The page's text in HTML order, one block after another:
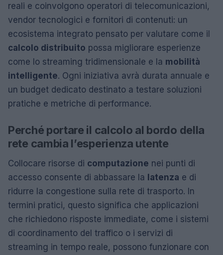
reali e coinvolgono operatori di telecomunicazioni,
vendor tecnologici e fornitori di contenuti: un
ecosistema integrato pensato per valutare come il
calcolo distribuito possa migliorare esperienze
come lo streaming tridimensionale e la mobilità
intelligente. Ogni iniziativa avrà durata annuale e
un budget dedicato destinato a testare soluzioni
pratiche e metriche di performance.
Perché portare il calcolo al bordo della
rete cambia l’esperienza utente
Collocare risorse di computazione nei punti di
accesso consente di abbassare la latenza e di
ridurre la congestione sulla rete di trasporto. In
termini pratici, questo significa che applicazioni
che richiedono risposte immediate, come i sistemi
di coordinamento del traffico o i servizi di
streaming in tempo reale, possono funzionare con